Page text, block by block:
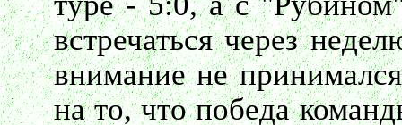
встречаться через
внимание не
на то, что победа